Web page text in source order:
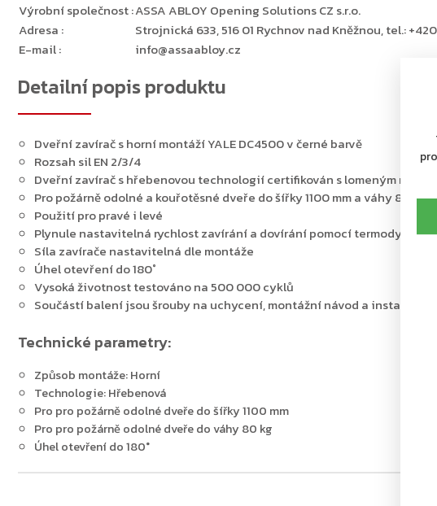
Detailní popis produktu
Dveřní zavírač s horní montáží YALE DC4500 v černé barvě
Rozsah sil EN 2/3/4
Dveřní zavírač s hřebenovou technologií certifikován s lomeným
Pro požárně odolné a kouřotěsné dveře do šířky 1100 mm a váhy 80 kg
Použití pro pravé i levé
Plynule nastavitelná rychlost zavírání a dovírání pomocí
Síla zavírače nastavitelná dle montáže
Úhel otevření do 180˚
Vysoká životnost testováno na 500 000 cyklů
Součástí balení jsou šrouby na uchycení, montážní návod a instalační
Technické parametry:
Způsob montáže: Horní
Technologie: Hřebenová
Pro pro požárně odolné dveře do šířky 1100 mm
Pro pro požárně odolné dveře do váhy 80 kg
Úhel otevření do 180°
Výrobní společnost:ASSA ABLOY Opening Solutions CZ s.r.o.
Adresa :
Strojnická 633, 516 01 Rychnov nad Kněžnou, tel.:
E-mail: info@assaabloy.cz
Zpět do obchodu